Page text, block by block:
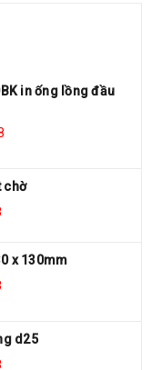
in ống lồng đầu
chờ
x 130mm
d25